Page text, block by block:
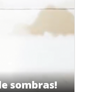
sombras!